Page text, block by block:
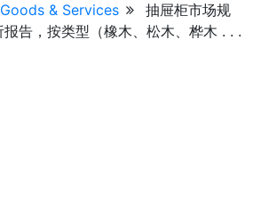
& Services
抽屉柜市场规
告，按类型（橡木、松木、桦木 . . .